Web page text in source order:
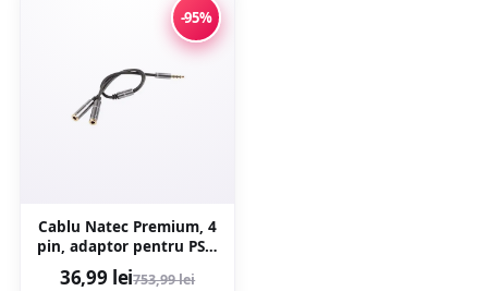
-95%
Cablu Natec Premium, 4
pin, adaptor pentru PS4,
PC, Smartphone
36,99 lei753,99 lei